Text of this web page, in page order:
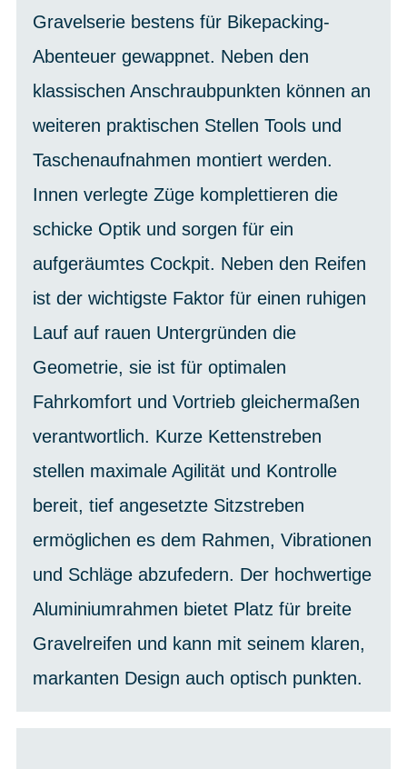
Gravelserie bestens für Bikepacking-
Abenteuer gewappnet. Neben den
klassischen Anschraubpunkten können an
weiteren praktischen Stellen Tools und
Taschenaufnahmen montiert werden.
Innen verlegte Züge komplettieren die
schicke Optik und sorgen für ein
aufgeräumtes Cockpit. Neben den Reifen
ist der wichtigste Faktor für einen ruhigen
Lauf auf rauen Untergründen die
Geometrie, sie ist für optimalen
Fahrkomfort und Vortrieb gleichermaßen
verantwortlich. Kurze Kettenstreben
stellen maximale Agilität und Kontrolle
bereit, tief angesetzte Sitzstreben
ermöglichen es dem Rahmen, Vibrationen
und Schläge abzufedern. Der hochwertige
Aluminiumrahmen bietet Platz für breite
Gravelreifen und kann mit seinem klaren,
markanten Design auch optisch punkten.